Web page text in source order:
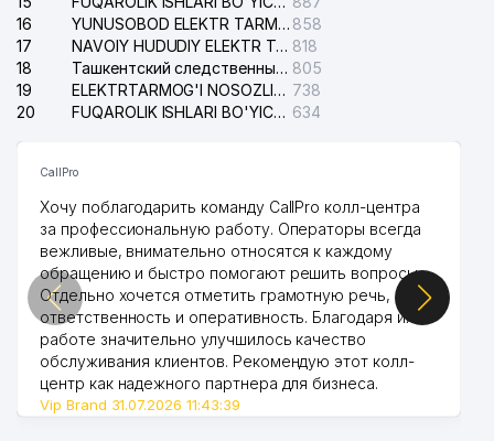
16
YUNUSOBOD ELEKTR TARMOG'I NOSOZLIKLARI XIZMATI 858
17
NAVOIY HUDUDIY ELEKTR TARMOQLARI KORXONASI AJ 818
18
Ташкентский следственный изолятор 805
19
ELEKTRTARMOG'I NOSOZLIKLARINI TO'ZATISH SERGELI XIZMATI 738
20
FUQAROLIK ISHLARI BO'YICHA UCH-TEPA TUMANI SUDI 634
CallPro
Хочу поблагодарить команду CallPro колл-центра
за профессиональную работу. Операторы всегда
вежливые, внимательно относятся к каждому
обращению и быстро помогают решить вопросы.
Отдельно хочется отметить грамотную речь,
ответственность и оперативность. Благодаря их
работе значительно улучшилось качество
обслуживания клиентов. Рекомендую этот колл-
центр как надежного партнера для бизнеса.
Vip Brand 31.07.2026 11:43:39